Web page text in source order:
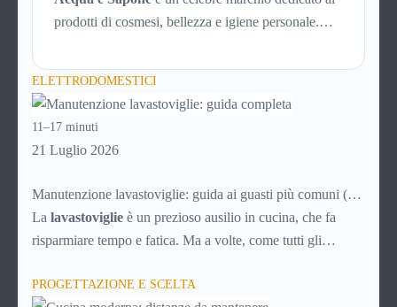
prodotti di cosmesi, bellezza e igiene personale.
vendita sparsi per tutta Italia è un marchio di
ELETTRODOMESTICI
11–17 minuti
21 Luglio 2026
Manutenzione lavastoviglie: guida ai guasti più comuni (e
soluzioni)
La lavastoviglie è un prezioso ausilio in cucina, che fa
risparmiare tempo e fatica. Ma a volte, come tutti gli
problemi tecnici. Ecco una breve guida ai principali guasti e
PROGETTAZIONE E SCELTA